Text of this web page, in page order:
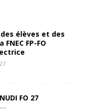
élèves et des
FP-FO
FO 27